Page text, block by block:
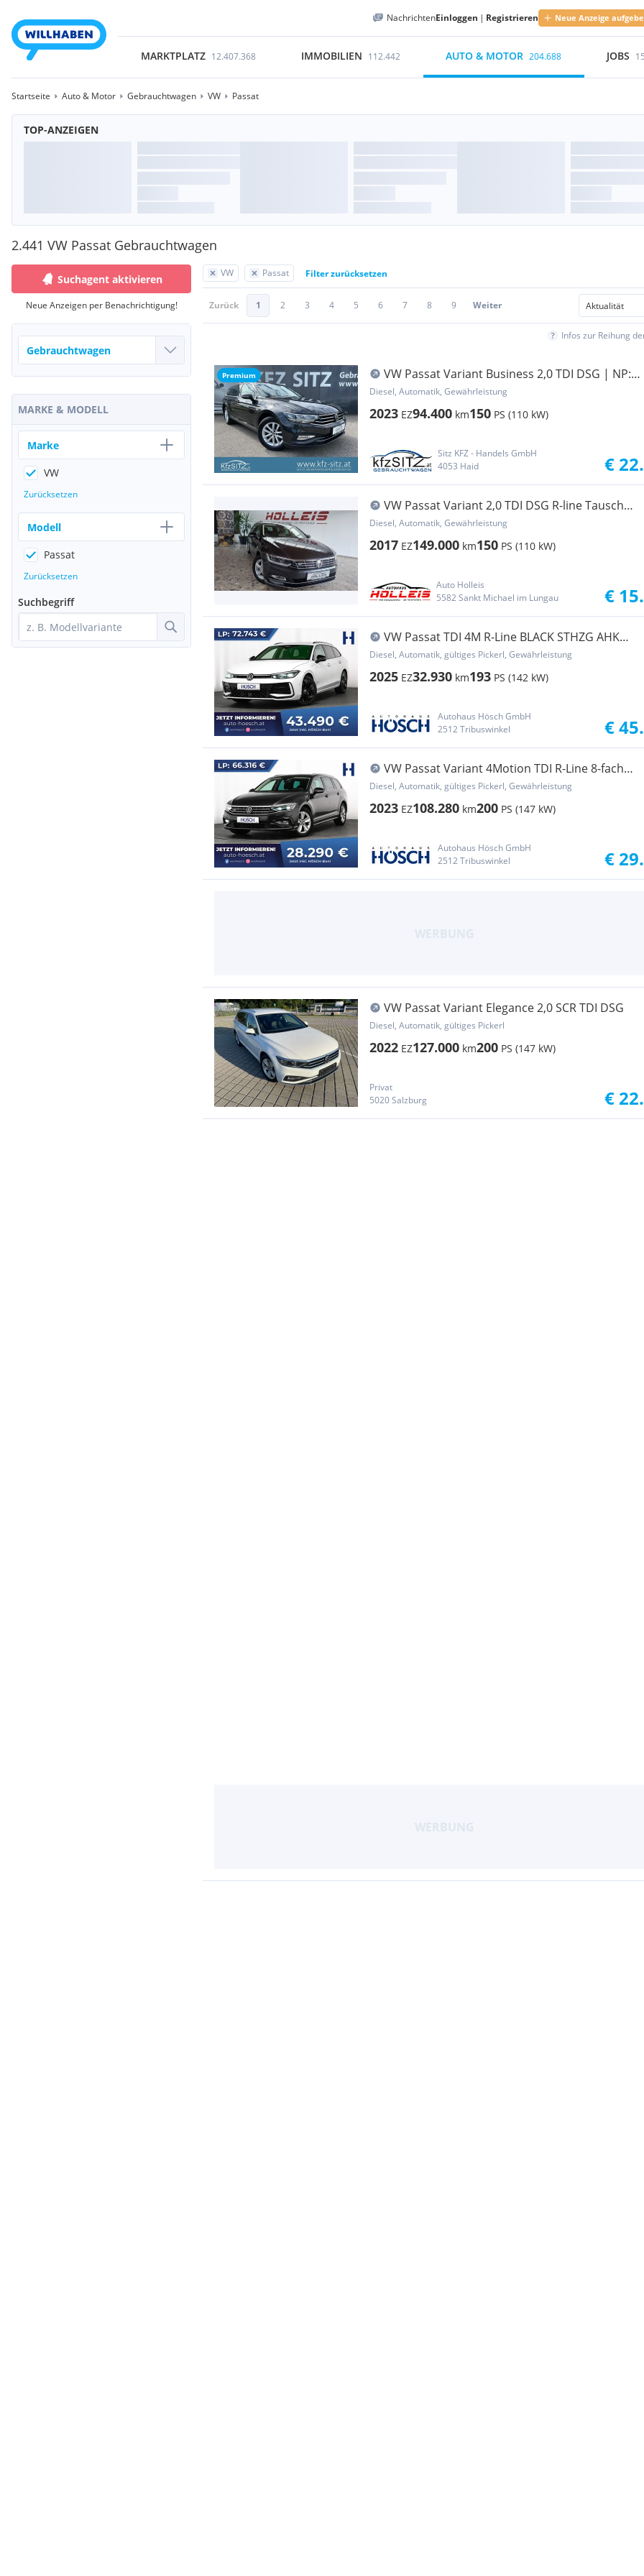
NachrichtenEinloggen | Registrieren Neue Anzeige
MARKTPLATZ 12.407.368 IMMOBILIEN 112.442 AUTO & MOTOR 204.688 JOBS
Startseite Auto & Motor Gebrauchtwagen VW Passat
TOP-ANZEIGEN
2.441 VW Passat Gebrauchtwagen
VW Passat Filter zurücksetzen
Zurück 1 2 3 4 5 6 7 8 9 Weiter
Infos zur Reihung
Premium
VW Passat Variant Business 2,0 TDI DSG | NP:
€55.300
Diesel, Automatik, Gewährleistung
2023 EZ94.400 km150 PS (110 kW)
Sitz KFZ - Handels GmbH
4053 Haid
€
VW Passat Variant 2,0 TDI DSG R-line Tausch
möglich
Diesel, Automatik, Gewährleistung
2017 EZ149.000 km150 PS (110 kW)
Auto Holleis
5582 Sankt Michael im Lungau
€
VW Passat TDI 4M R-Line BLACK STHZG AHK
MATRIX TOP...
Diesel, Automatik, gültiges Pickerl, Gewährleistung
2025 EZ32.930 km193 PS (142 kW)
Autohaus Hösch GmbH
2512 Tribuswinkel
€
VW Passat Variant 4Motion TDI R-Line 8-fach
MATRIX...
Diesel, Automatik, gültiges Pickerl, Gewährleistung
2023 EZ108.280 km200 PS (147 kW)
Autohaus Hösch GmbH
2512 Tribuswinkel
€
VW Passat Variant Elegance 2,0 SCR TDI DSG
Diesel, Automatik, gültiges Pickerl
2022 EZ127.000 km200 PS (147 kW)
Privat
5020 Salzburg
€
Suchagent aktivieren
Neue Anzeigen per Benachrichtigung!
MARKE & MODELL
Marke
VW
Zurücksetzen
Modell
Passat
Zurücksetzen
Suchbegriff